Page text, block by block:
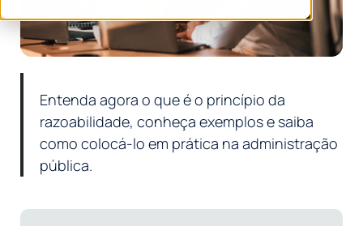
Entenda agora o que é o princípio da
razoabilidade, conheça exemplos e saiba
como colocá-lo em prática na administração
pública.